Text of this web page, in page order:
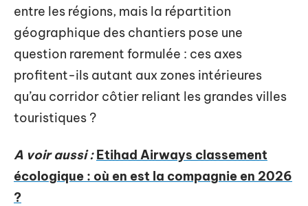
entre les régions, mais la répartition
géographique des chantiers pose une
question rarement formulée : ces axes
profitent-ils autant aux zones intérieures
qu’au corridor côtier reliant les grandes villes
touristiques ?
A voir aussi : Etihad Airways classement
écologique : où en est la compagnie en 2026
?